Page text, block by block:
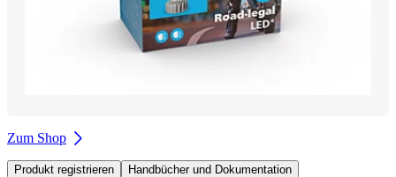
Zum Shop
Produkt registrieren Handbücher und Dokumentation